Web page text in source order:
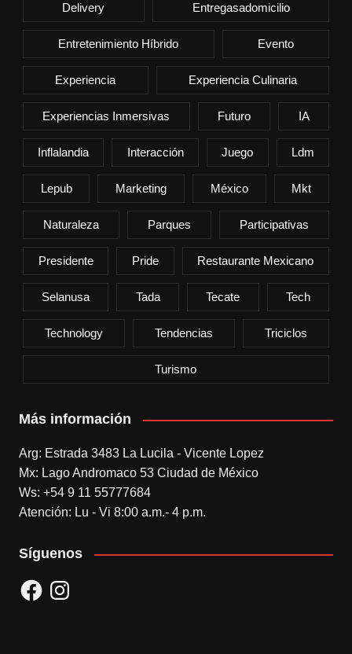
Delivery Entregasadomicilio
Entretenimiento Híbrido Evento
Experiencia Experiencia Culinaria
Experiencias Inmersivas Futuro IA
Inflalandia Interacción Juego Ldm
Lepub Marketing México Mkt
Naturaleza Parques Participativas
Presidente Pride Restaurante Mexicano
Selanusa Tada Tecate Tech
Technology Tendencias Triciclos
Turismo
Más información
Arg: Estrada 3483 La Lucila - Vicente Lopez
Mx: Lago Andromaco 53 Ciudad de México
Ws: +54 9 11 55777684
Atención: Lu - Vi 8:00 a.m.- 4 p.m.
Síguenos
FacebookInstagram